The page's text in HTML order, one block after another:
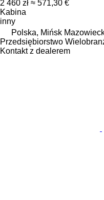
2 460 zł ≈ 571,30 €
Kabina
inny
Polska, Mińsk
Przedsiębiorstwo
Kontakt z dealerem